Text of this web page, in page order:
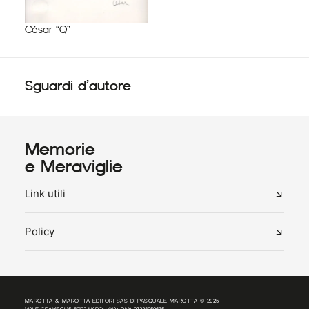
César “Q”
Sguardi d’autore
Memorie
e Meraviglie
Link utili
Policy
MAROTTA & MAROTTA EDITORI SAS DI PASQUALE MAROTTA © 2025